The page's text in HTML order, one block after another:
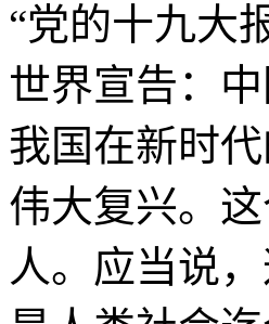
“党的十九大
世界宣告：
我国在新时
伟大复兴。
人。应当说